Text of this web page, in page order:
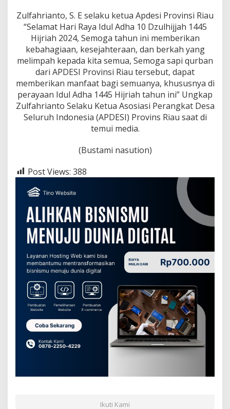
H
u
l
u
Zulfahrianto, S. E selaku ketua Apdesi Provinsi Riau
“Selamat Hari Raya Idul Adha 10 Dzulhijjah 1445
Hijriah 2024, Semoga tahun ini memberikan
kebahagiaan, kesejahteraan, dan berkah yang
melimpah kepada kita semua, Semoga sapi qurban
dari APDESI Provinsi Riau tersebut, dapat
memberikan manfaat bagi semuanya, khususnya di
perayaan Idul Adha 1445 Hijriah tahun ini” Ungkap
Zulfahrianto Selaku Ketua Asosiasi Perangkat Desa
Seluruh Indonesia (APDESI) Provins Riau saat di
temui media.
(Bustami nasution)
Post Views: 388
Ikuti Kami